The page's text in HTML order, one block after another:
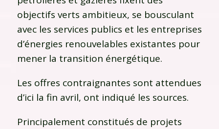
objectifs verts ambitieux, se bousculant
avec les services publics et les entreprises
d’énergies renouvelables existantes pour
mener la transition énergétique.
Les offres contraignantes sont attendues
d’ici la fin avril, ont indiqué les sources.
Principalement constitués de projets